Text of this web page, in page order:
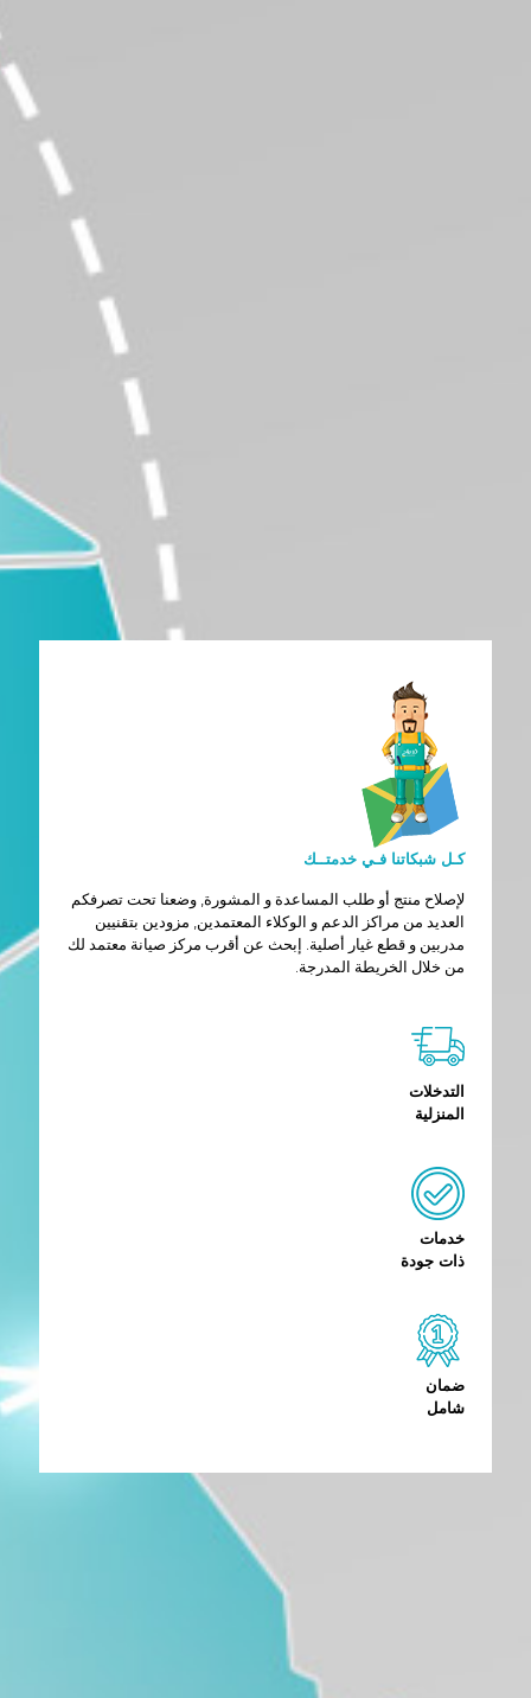
كـل شبكاتنا فـي خدمتــك
لإصلاح منتج أو طلب المساعدة و المشورة, وضعنا تحت تصرفكم
العديد من مراكز الدعم و الوكلاء المعتمدين, مزودين بتقنيين
مدربين و قطع غيار أصلية. إبحث عن أقرب مركز صيانة معتمد لك
من خلال الخريطة المدرجة.
التدخلات
المنزلية
خدمات
ذات جودة
ضمان
شامل